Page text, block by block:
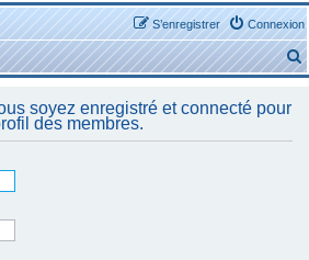
Connexion
S’enregistrer
e
soyez enregistré et connecté pour
des membres.